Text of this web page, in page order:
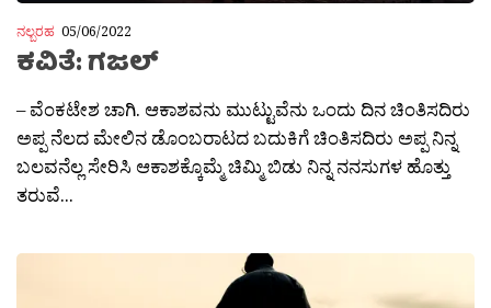
ನಲ್ಬರಹ 05/06/2022
ಕವಿತೆ: ಗಜಲ್
– ವೆಂಕಟೇಶ ಚಾಗಿ. ಆಕಾಶವನು ಮುಟ್ಟುವೆನು ಒಂದು ದಿನ ಚಿಂತಿಸದಿರು
ಅಪ್ಪ ನೆಲದ ಮೇಲಿನ ಡೊಂಬರಾಟದ ಬದುಕಿಗೆ ಚಿಂತಿಸದಿರು ಅಪ್ಪ ನಿನ್ನ
ಬಲವನೆಲ್ಲ ಸೇರಿಸಿ ಆಕಾಶಕ್ಕೊಮ್ಮೆ ಚಿಮ್ಮಿ ಬಿಡು ನಿನ್ನ ನನಸುಗಳ ಹೊತ್ತು
ತರುವೆ...